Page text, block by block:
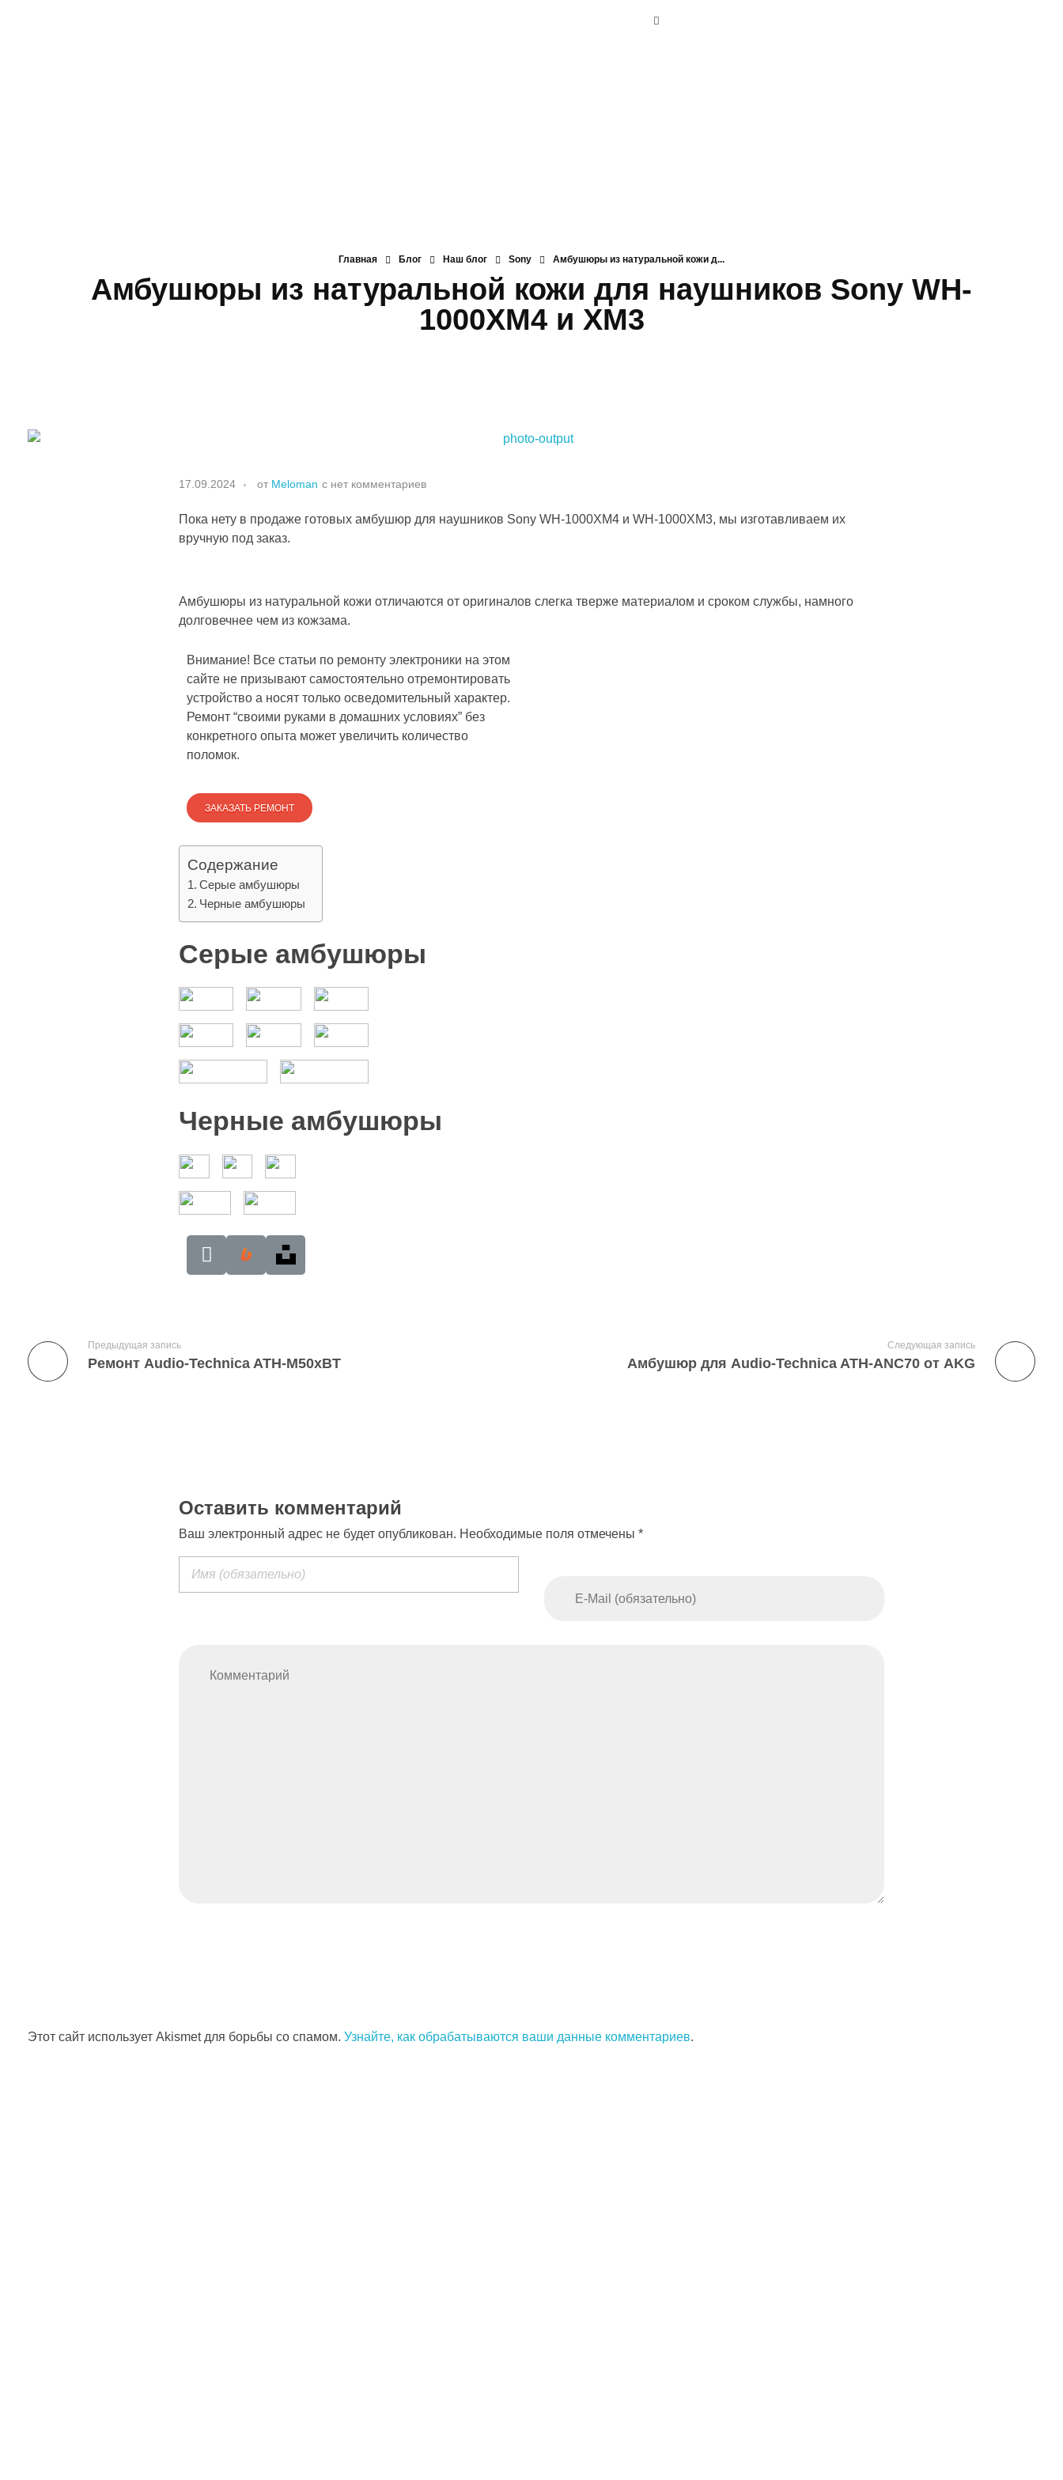
Главная Блог Наш блог Sony Амбушюры из натуральной кожи д...
Амбушюры из натуральной кожи для наушников Sony WH-
1000XM4 и XM3
17.09.2024 от Meloman с нет комментариев
Пока нету в продаже готовых амбушюр для наушников Sony WH-1000XM4 и WH-1000XM3, мы изготавливаем их
вручную под заказ.
Амбушюры из натуральной кожи отличаются от оригиналов слегка тверже материалом и сроком службы, намного
долговечнее чем из кожзама.
Внимание! Все статьи по ремонту электроники на этом
сайте не призывают самостоятельно отремонтировать
устройство а носят только осведомительный характер.
Ремонт “своими руками в домашних условиях” без
конкретного опыта может увеличить количество
поломок.
ЗАКАЗАТЬ РЕМОНТ
Содержание
Серые амбушюры
Черные амбушюры
Серые амбушюры
Черные амбушюры
Предыдущая запись
Ремонт Audio-Technica ATH-M50xBT
Следующая запись
Амбушюр для Audio-Technica ATH-ANC70 от AKG
Оставить комментарий
Ваш электронный адрес не будет опубликован. Необходимые поля отмечены *
Этот сайт использует Akismet для борьбы со спамом. Узнайте, как обрабатываются ваши данные комментариев.